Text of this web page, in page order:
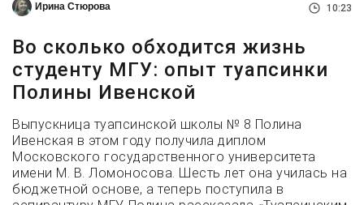
Ирина Стюрова 10:23
Во сколько обходится жизнь
студенту МГУ: опыт туапсинки
Полины Ивенской
Выпускница туапсинской школы № 8 Полина
Ивенская в этом году получила диплом
Московского государственного университета
имени М. В. Ломоносова. Шесть лет она училась на
бюджетной основе, а теперь поступила в